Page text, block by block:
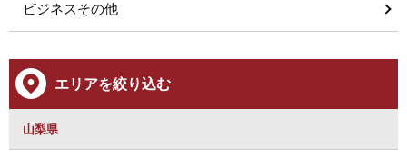
ビジネスその他
エリアを絞り込む
山梨県